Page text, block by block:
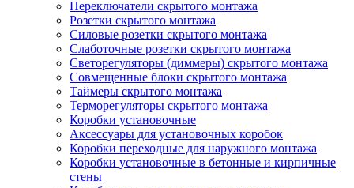
Переключатели скрытого монтажа
Розетки скрытого монтажа
Силовые розетки скрытого монтажа
Слаботочные розетки скрытого монтажа
Светорегуляторы (диммеры) скрытого монтажа
Совмещенные блоки скрытого монтажа
Таймеры скрытого монтажа
Терморегуляторы скрытого монтажа
Коробки установочные
Аксессуары для установочных коробок
Коробки переходные для наружного монтажа
Коробки установочные в бетонные и кирпичные
стены